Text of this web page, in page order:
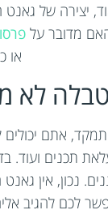
יצירה של גאנט
מדובר על
או
לא
אתם
תכנים ועוד.
נכון, אין גאנט
לכם להגיב